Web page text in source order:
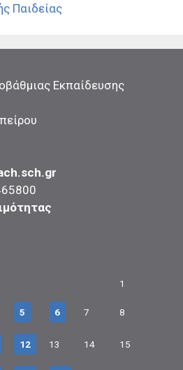
Παιδείας
Εκπαίδευσης
1
5 6 7 8
12 13 14 15